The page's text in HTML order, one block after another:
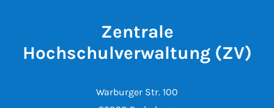
Zentrale
Hochschulverwaltung (ZV)
Warburger Str. 100